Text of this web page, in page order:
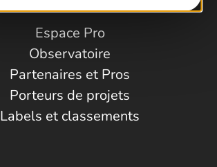
Espace Pro
Observatoire
Partenaires et Pros
Porteurs de projets
Labels et classements